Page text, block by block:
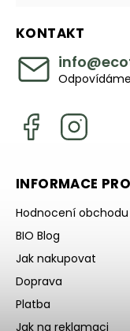
KONTAKT
info@
INFORMACE
Hodnocení obchodu
BIO Blog
Jak nakupovat
Doprava
Platba
Jak na reklamaci